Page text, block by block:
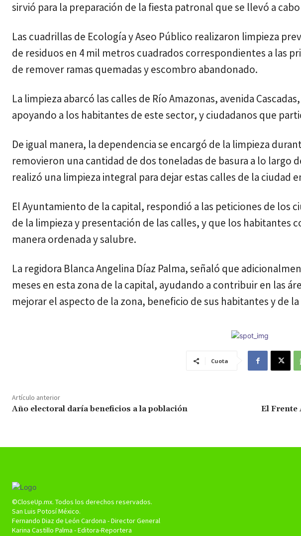
sirvió para la preparación de la fiesta patronal que se llevó a
Las cuadrillas de Ecología y Aseo Público realizaron limpieza
de residuos en 4 mil metros cuadrados correspondientes a las
de remover ramas quemadas y escombro abandonado.
La limpieza abarcó las calles de Río Amazonas, avenida
apoyando a los habitantes de este sector, y ciudadanos que
De igual manera, la dependencia se encargó de la limpieza
removieron una cantidad de dos toneladas de basura a lo largo
realizó una limpieza integral para dejar estas calles de la ciudad
El Ayuntamiento de la capital, respondió a las peticiones de los
de la limpieza y presentación de las calles, y que los habitantes
manera ordenada y salubre.
La regidora Blanca Angelina Díaz Palma, señaló que
meses en esta zona de la capital, ayudando a contribuir en las
mejorar el aspecto de la zona, beneficio de sus habitantes y de
Cuota
Artículo anterior
Año electoral daría beneficios a la población
El Frente
©CloseUp.mx. Todos los derechos reservados.
San Luis Potosí México.
Fernando Diaz de León Cardona - Director General
Karina Castillo Palma - Editora-Reportera